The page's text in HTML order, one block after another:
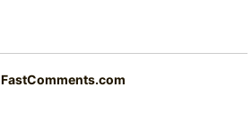
FastComments.com